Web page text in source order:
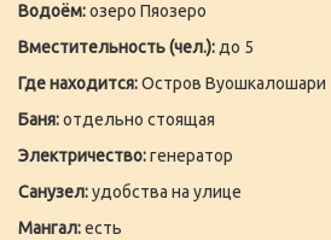
Водоём:озеро Пяозеро
Вместительность (чел.): до 5
Где находится:Остров Вуошкалошари
Баня:отдельно стоящая
Электричество:генератор
Санузел:удобства на улице
Мангал:есть